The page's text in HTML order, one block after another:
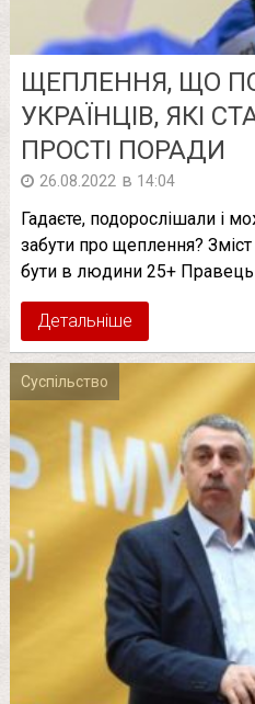
ЩЕПЛЕННЯ, ЩО
УКРАЇНЦІВ, ЯКІ
ПРОСТІ ПОРАДИ
26.08.2022 в 14:04
Гадаєте, подорослішали і
забути про щеплення?
бути в людини 25+ Правець
Детальніше
Суспільство